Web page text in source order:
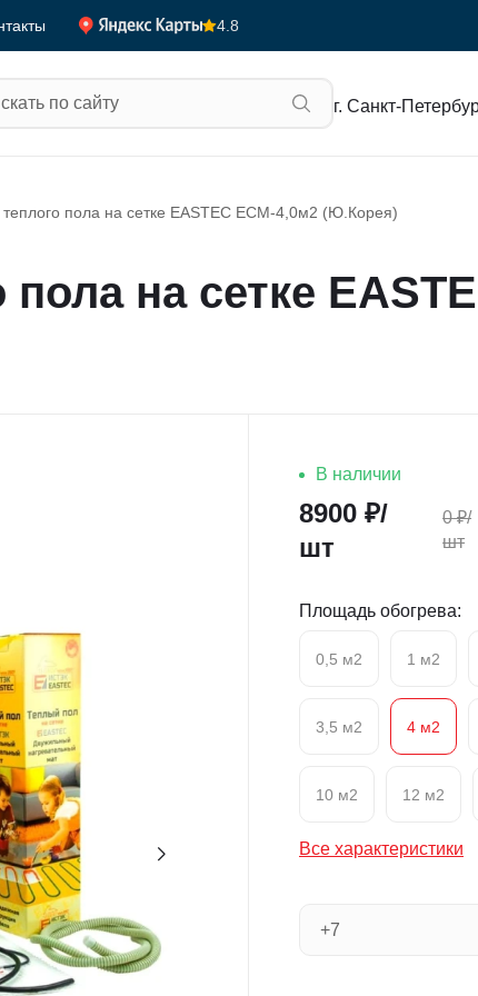
4.8
г. Санкт-
теплого пола на сетке EASTEC ECM-4,0м2 (Ю.Корея)
на сетке
В наличии
8900 ₽/
шт
0 ₽/
шт
Площадь обогрева:
0,5 м2 1 м2
3,5 м2 4 м2
10 м2 12 м2
Все характеристики